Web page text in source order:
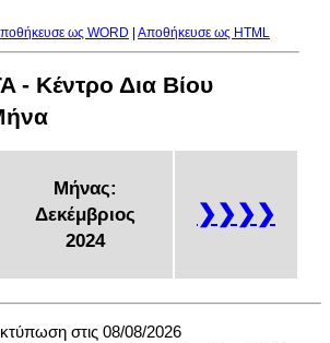
ως WORD Aποθήκευσε ως HTML
- Κέντρο Δια Βίου
Μήνας:
Δεκέμβριος
2024
❯❯❯❯
στις 08/08/2026